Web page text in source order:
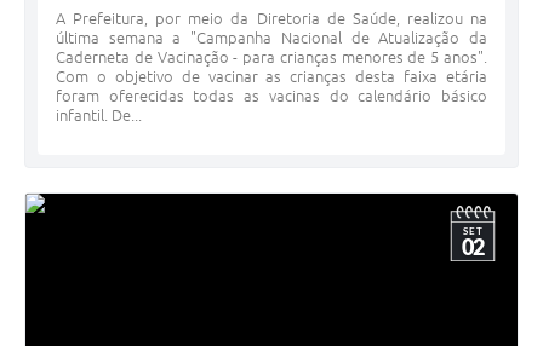
A Prefeitura, por meio da Diretoria de Saúde, realizou na
última semana a "Campanha Nacional de Atualização da
Caderneta de Vacinação - para crianças menores de 5 anos".
Com o objetivo de vacinar as crianças desta faixa etária
foram oferecidas todas as vacinas do calendário básico
infantil. De...
SET
02